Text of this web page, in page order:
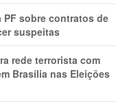
sobre contratos de
suspeitas
rede terrorista com
Brasília nas Eleições